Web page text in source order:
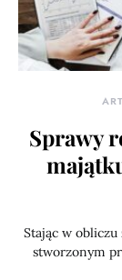
Sprawy
Stając w
stworzonym